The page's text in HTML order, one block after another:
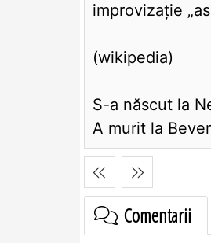
improvizație
(wikipedia)
S-a născut la
A murit la
Comentarii